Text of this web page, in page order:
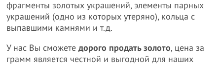
фрагменты золотых украшений, элементы парных
украшений (одно из которых утеряно), кольца с
выпавшими камнями и т.д.
У нас Вы сможетедорого продать золото, цена за
грамм является честной и выгодной для наших